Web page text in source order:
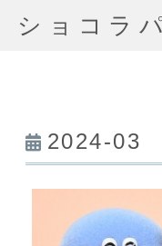
ショコラ
2024-03